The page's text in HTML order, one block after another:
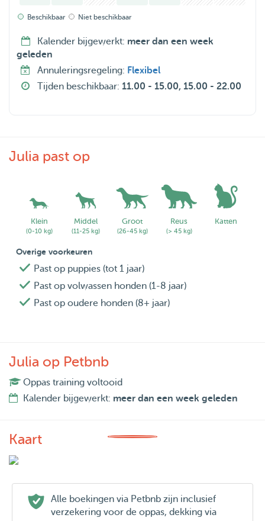
Beschikbaar Niet beschikbaar
Kalender bijgewerkt: meer dan een week
geleden
Annuleringsregeling: Flexibel
Tijden beschikbaar: 11.00 - 15.00, 15.00 - 22.00
Julia past op
Klein
(0-10 kg)
Middel
(11-25 kg)
Groot
(26-45 kg)
Reus
(> 45 kg)
Katten
Overige voorkeuren
Past op puppies (tot 1 jaar)
Past op volwassen honden (1-8 jaar)
Past op oudere honden (8+ jaar)
Julia op Petbnb
Oppas training voltooid
Kalender bijgewerkt: meer dan een week geleden
Kaart
Alle boekingen via Petbnb zijn inclusief
verzekering voor de oppas, dekking via